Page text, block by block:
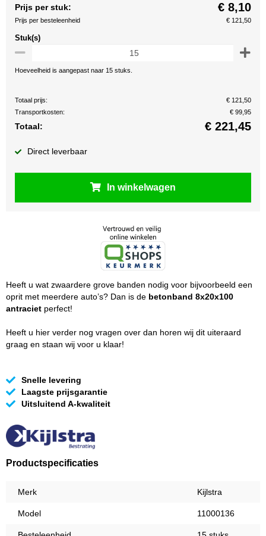
Prijs per stuk: € 8,10
Prijs per besteleenheid € 121,50
Stuk(s)
Hoeveelheid is aangepast naar 15 stuks.
Totaal prijs:
€ 121,50
Transportkosten:
€ 99,95
Totaal: € 221,45
Direct leverbaar
In winkelwagen
Heeft u wat zwaardere grove banden nodig voor bijvoorbeeld een
oprit met meerdere auto’s? Dan is de betonband 8x20x100
antraciet perfect!
Heeft u hier verder nog vragen over dan horen wij dit uiteraard
graag en staan wij voor u klaar!
Snelle levering
Laagste prijsgarantie
Uitsluitend A-kwaliteit
Productspecificaties
Merk Kijlstra
Model 11000136